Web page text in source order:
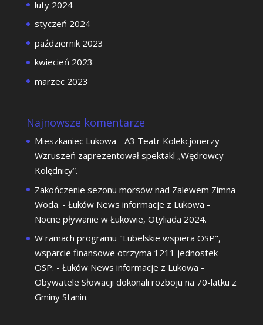
luty 2024
styczeń 2024
październik 2023
kwiecień 2023
marzec 2023
Najnowsze komentarze
Mieszkaniec Lukowa - A3 Teatr Kolekcjonerzy
Wzruszeń zaprezentował spektakl „Wędrowcy –
Kolędnicy”.
Zakończenie sezonu morsów nad Zalewem Zimna
Woda. - Łuków News informacje z Lukowa -
Nocne pływanie w Łukowie, Otyliada 2024.
W ramach programu "Lubelskie wspiera OSP",
wsparcie finansowe otrzyma 1211 jednostek
OSP. - Łuków News informacje z Lukowa -
Obywatele Słowacji dokonali rozboju na 70-latku z
Gminy Stanin.